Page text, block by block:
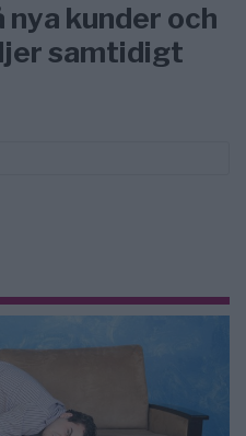
nya kunder och
samtidigt